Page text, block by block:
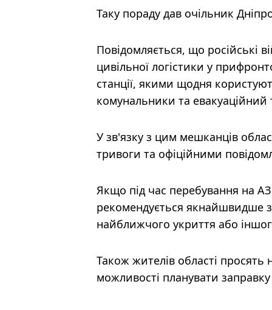
Таку пораду дав очільник
Повідомляється, що російські
цивільної логістики у
станції, якими щодня
комунальники та евакуаційний
У зв'язку з цим мешканців
тривоги та офіційними
Якщо під час перебування на
рекомендується якнайшвидше
найближчого укриття або
Також жителів області
можливості планувати